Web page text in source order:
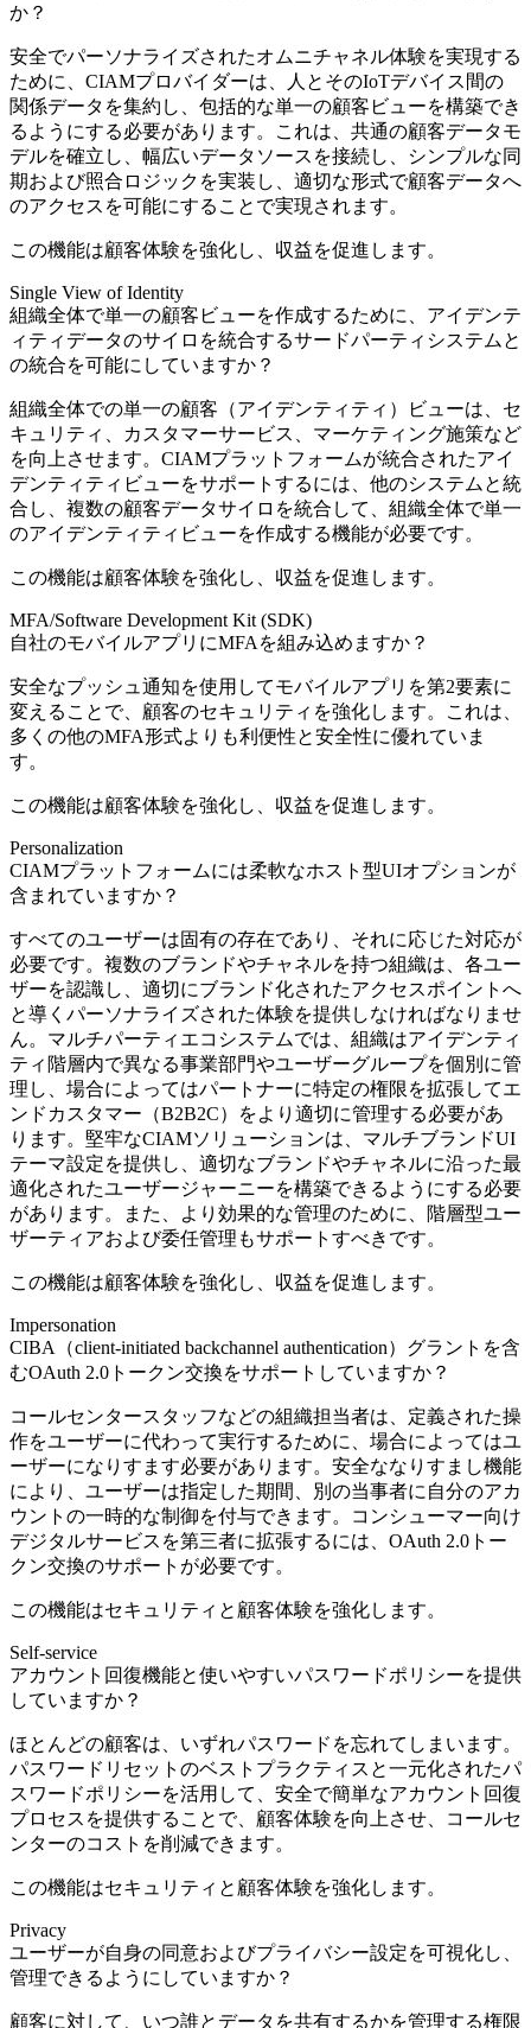
か？
安全でパーソナライズされたオムニチャネル体験を実現する
ために、CIAMプロバイダーは、人とそのIoTデバイス間の
関係データを集約し、包括的な単一の顧客ビューを構築でき
るようにする必要があります。これは、共通の顧客データモ
デルを確立し、幅広いデータソースを接続し、シンプルな同
期および照合ロジックを実装し、適切な形式で顧客データへ
のアクセスを可能にすることで実現されます。
この機能は顧客体験を強化し、収益を促進します。
Single View of Identity
組織全体で単一の顧客ビューを作成するために、アイデンテ
ィティデータのサイロを統合するサードパーティシステムと
の統合を可能にしていますか？
組織全体での単一の顧客（アイデンティティ）ビューは、セ
キュリティ、カスタマーサービス、マーケティング施策など
を向上させます。CIAMプラットフォームが統合されたアイ
デンティティビューをサポートするには、他のシステムと統
合し、複数の顧客データサイロを統合して、組織全体で単一
のアイデンティティビューを作成する機能が必要です。
この機能は顧客体験を強化し、収益を促進します。
MFA/Software Development Kit (SDK)
自社のモバイルアプリにMFAを組み込めますか？
安全なプッシュ通知を使用してモバイルアプリを第2要素に
変えることで、顧客のセキュリティを強化します。これは、
多くの他のMFA形式よりも利便性と安全性に優れていま
す。
この機能は顧客体験を強化し、収益を促進します。
Personalization
CIAMプラットフォームには柔軟なホスト型UIオプションが
含まれていますか？
すべてのユーザーは固有の存在であり、それに応じた対応が
必要です。複数のブランドやチャネルを持つ組織は、各ユー
ザーを認識し、適切にブランド化されたアクセスポイントへ
と導くパーソナライズされた体験を提供しなければなりませ
ん。マルチパーティエコシステムでは、組織はアイデンティ
ティ階層内で異なる事業部門やユーザーグループを個別に管
理し、場合によってはパートナーに特定の権限を拡張してエ
ンドカスタマー（B2B2C）をより適切に管理する必要があ
ります。堅牢なCIAMソリューションは、マルチブランドUI
テーマ設定を提供し、適切なブランドやチャネルに沿った最
適化されたユーザージャーニーを構築できるようにする必要
があります。また、より効果的な管理のために、階層型ユー
ザーティアおよび委任管理もサポートすべきです。
この機能は顧客体験を強化し、収益を促進します。
Impersonation
CIBA（client-initiated backchannel authentication）グラントを含
むOAuth 2.0トークン交換をサポートしていますか？
コールセンタースタッフなどの組織担当者は、定義された操
作をユーザーに代わって実行するために、場合によってはユ
ーザーになりすます必要があります。安全ななりすまし機能
により、ユーザーは指定した期間、別の当事者に自分のアカ
ウントの一時的な制御を付与できます。コンシューマー向け
デジタルサービスを第三者に拡張するには、OAuth 2.0トー
クン交換のサポートが必要です。
この機能はセキュリティと顧客体験を強化します。
Self-service
アカウント回復機能と使いやすいパスワードポリシーを提供
していますか？
ほとんどの顧客は、いずれパスワードを忘れてしまいます。
パスワードリセットのベストプラクティスと一元化されたパ
スワードポリシーを活用して、安全で簡単なアカウント回復
プロセスを提供することで、顧客体験を向上させ、コールセ
ンターのコストを削減できます。
この機能はセキュリティと顧客体験を強化します。
Privacy
ユーザーが自身の同意およびプライバシー設定を可視化し、
管理できるようにしていますか？
顧客に対して、いつ誰とデータを共有するかを管理する権限